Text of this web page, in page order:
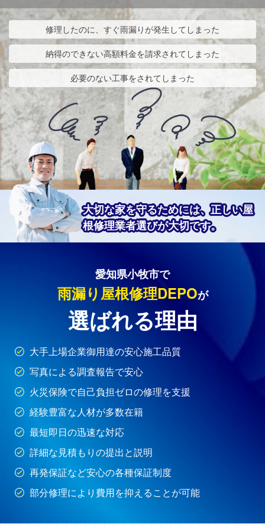
修理したのに、すぐ雨漏りが発生してしまった
納得のできない高額料金を請求されてしまった
必要のない工事をされてしまった
大切な家を守るためには、正しい屋
根修理業者選びが大切です。
愛知県小牧市で
雨漏り屋根修理DEPOが
選ばれる理由
大手上場企業御用達の安心施工品質
写真による調査報告で安心
火災保険で自己負担ゼロの修理を支援
経験豊富な人材が多数在籍
最短即日の迅速な対応
詳細な見積もりの提出と説明
再発保証など安心の各種保証制度
部分修理により費用を抑えることが可能